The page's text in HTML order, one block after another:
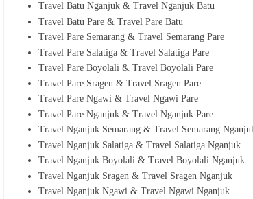
Travel Batu Nganjuk & Travel Nganjuk Batu
Travel Batu Pare & Travel Pare Batu
Travel Pare Semarang & Travel Semarang Pare
Travel Pare Salatiga & Travel Salatiga Pare
Travel Pare Boyolali & Travel Boyolali Pare
Travel Pare Sragen & Travel Sragen Pare
Travel Pare Ngawi & Travel Ngawi Pare
Travel Pare Nganjuk & Travel Nganjuk Pare
Travel Nganjuk Semarang & Travel Semarang
Travel Nganjuk Salatiga & Travel Salatiga Nganjuk
Travel Nganjuk Boyolali & Travel Boyolali Nganjuk
Travel Nganjuk Sragen & Travel Sragen Nganjuk
Travel Nganjuk Ngawi & Travel Ngawi Nganjuk